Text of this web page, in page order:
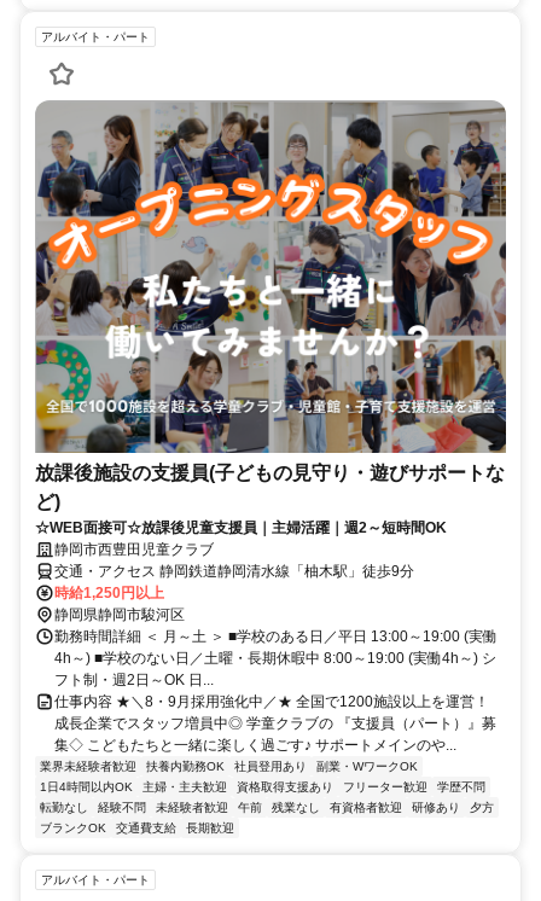
アルバイト・パート
放課後施設の支援員(子どもの見守り・遊びサポートな
ど)
☆WEB面接可☆放課後児童支援員｜主婦活躍｜週2～短時間OK
静岡市西豊田児童クラブ
交通・アクセス 静岡鉄道静岡清水線「柚木駅」徒歩9分
時給1,250円以上
静岡県静岡市駿河区
勤務時間詳細 ＜ 月～土 ＞ ■学校のある日／平日 13:00～19:00 (実働
4h～) ■学校のない日／土曜・長期休暇中 8:00～19:00 (実働4h～) シ
フト制・週2日～OK 日...
仕事内容 ★＼8・9月採用強化中／★ 全国で1200施設以上を運営！
成長企業でスタッフ増員中◎ 学童クラブの 『支援員（パート）』募
集◇ こどもたちと一緒に楽しく過ごす♪ サポートメインのや...
業界未経験者歓迎 扶養内勤務OK 社員登用あり
副業・WワークOK
1日4時間以内OK
主婦・主夫歓迎 資格取得支援あり フリーター歓迎
学歴不問
転勤なし
経験不問 未経験者歓迎 午前 残業なし 有資格者歓迎 研修あり
夕方
ブランクOK
交通費支給 長期歓迎
アルバイト・パート